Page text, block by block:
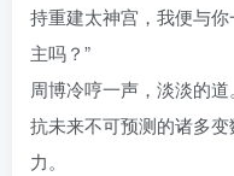
持重建太神宫，我便与
主吗？”
周博冷哼一声，淡淡的
抗未来不可预测的诸多
力。